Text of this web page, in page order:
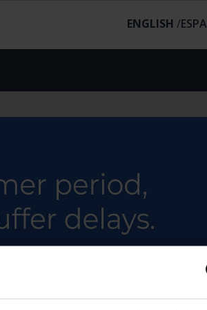
ENGLISH /